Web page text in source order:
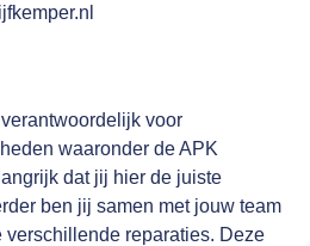
voor
waaronder de APK
dat jij hier de juiste
ben jij samen met jouw team
reparaties. Deze